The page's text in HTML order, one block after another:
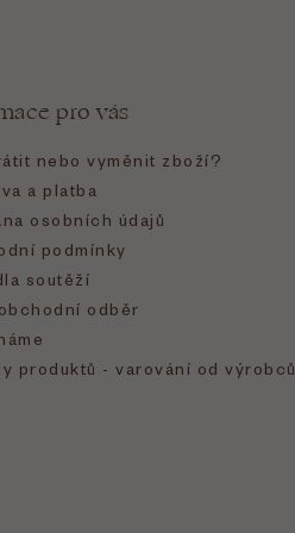
pro vás
nebo vyměnit zboží?
a platba
osobních údajů
podmínky
soutěží
odběr
produktů - varování od výrobců